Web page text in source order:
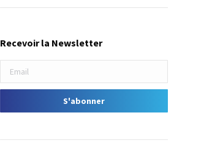
Recevoir la Newsletter